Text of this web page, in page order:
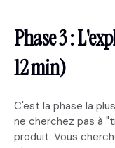
Phase 3 :
12 min)
C'est la phase la
ne cherchez pas à
produit. Vous